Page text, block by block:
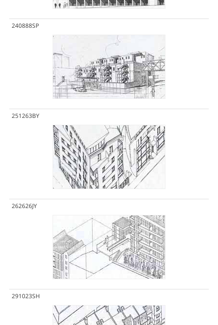
240888SP
251263BY
262626JY
291023SH